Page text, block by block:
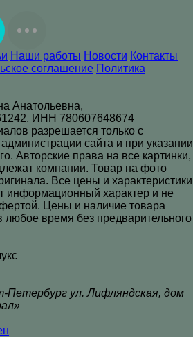
Наши работы Новости Контакты
соглашение Политика
Анатольевна,
ИНН 780607648674
разрешается только с
сайта и при указании
Авторские права на все картинки,
компании. Товар на фото
Все цены и характеристики
информационный характер и не
Цены и наличие товара
любое время без предварительного
Петербург ул. Лифляндская, дом